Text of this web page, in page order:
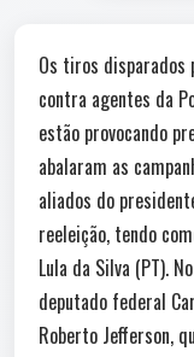
Os tiros disparados
contra agentes da
estão provocando
abalaram as
aliados do
reeleição, tendo
Lula da Silva (PT).
deputado federal
Roberto Jefferson,